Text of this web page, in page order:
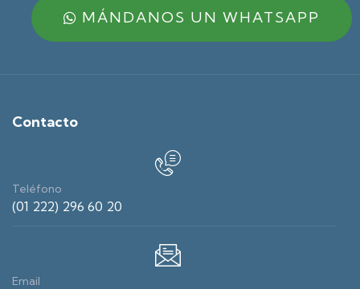
MÁNDANOS UN WHATSAPP
Contacto
Teléfono
(01 222) 296 60 20
Email